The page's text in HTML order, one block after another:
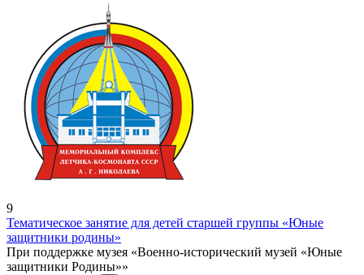
9
Тематическое занятие для детей старшей группы «Юные
защитники родины»
При поддержке музея «Военно-исторический музей «Юные
защитники Родины»»